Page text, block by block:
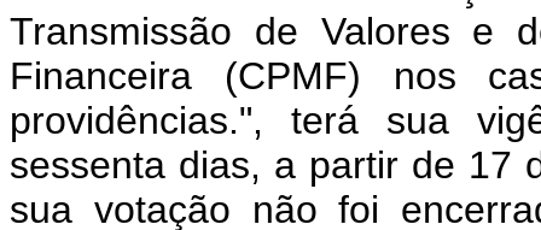
Transmissão de Valores e
Financeira (CPMF) nos
providências.", terá sua
sessenta dias, a partir de 17
sua votação não foi